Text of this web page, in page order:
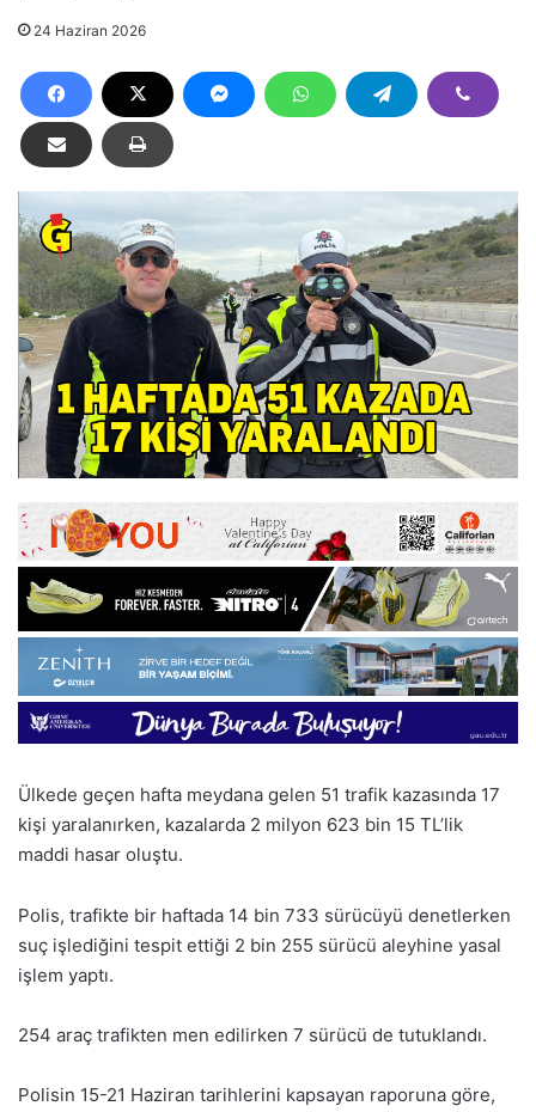
24 Haziran 2026
Ülkede geçen hafta meydana gelen 51 trafik kazasında 17
kişi yaralanırken, kazalarda 2 milyon 623 bin 15 TL’lik
maddi hasar oluştu.
Polis, trafikte bir haftada 14 bin 733 sürücüyü denetlerken
suç işlediğini tespit ettiği 2 bin 255 sürücü aleyhine yasal
işlem yaptı.
254 araç trafikten men edilirken 7 sürücü de tutuklandı.
Polisin 15-21 Haziran tarihlerini kapsayan raporuna göre,